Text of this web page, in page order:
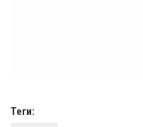
Теги: